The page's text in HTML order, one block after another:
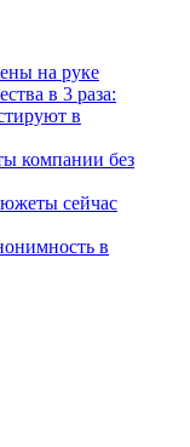
на руке
в 3 раза:
в
компании без
сейчас
в